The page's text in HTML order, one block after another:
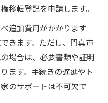
移転登記を申請します。
追加費用がかかります
きます。ただし、門真市
場合は、必要書類や証明
ます。手続きの遅延やト
のサポートは不可欠で